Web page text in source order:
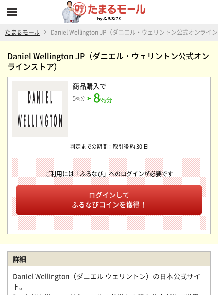
たまるモール Daniel Wellington JP（ダニエル・ウェリントン公式オンライ
Daniel Wellington JP（ダニエル・ウェリントン公式オン
ラインストア）
商品購入で
5%分 8%分
判定までの期間：取引後 約 30 日
ご利用には「ふるなび」へのログインが必要です
ログインして
ふるなびコインを獲得！
詳細
Daniel Wellington（ダニエル ウェリントン）の日本公式サイ
ト。